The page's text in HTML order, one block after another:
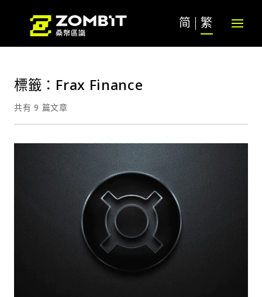
简 繁
標籤：Frax Finance
共有 9 篇文章